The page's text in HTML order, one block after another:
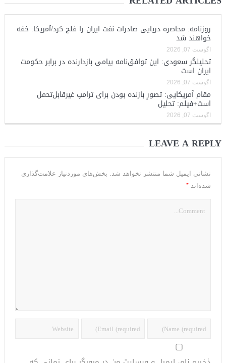
روزنامه: محاصره دریایی صادرات نفت ایران را فلج کرد/آمریکا: خفه
خواهند شد
آگوست 07, 2026
تحلیلگر سعودی: این توافق‌نامه پیامی بازدارنده در برابر حکومت
ایران است
آگوست 07, 2026
مقام آمریکایی: تصورِ بازنده بودن برای ترامپ غیرقابل‌تحمل
است+فیلم: تحلیل
آگوست 07, 2026
LEAVE A REPLY
نشانی ایمیل شما منتشر نخواهد شد. بخش‌های موردنیاز علامت‌گذاری
شده‌اند *